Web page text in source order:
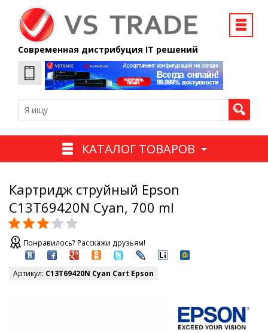
Современная дистрибуция IT решений
КАТАЛОГ ТОВАРОВ
Картридж струйный Epson
C13T69420N Cyan, 700 ml
Понравилось? Расскажи друзьям!
Артикул: C13T69420N Cyan Cart Epson